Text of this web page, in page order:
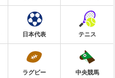
日本代表 テニス
ラグビー 中央競馬